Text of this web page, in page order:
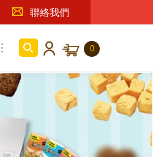
聯絡我們
0